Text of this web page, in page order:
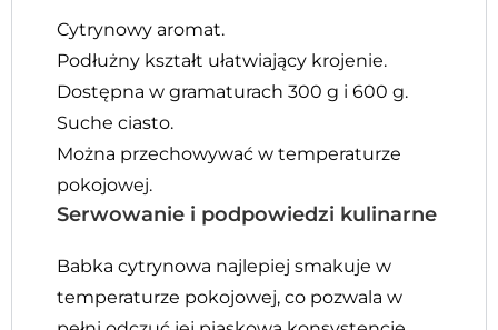
Cytrynowy aromat.
Podłużny kształt ułatwiający krojenie.
Dostępna w gramaturach 300 g i 600 g.
Suche ciasto.
Można przechowywać w temperaturze
pokojowej.
Serwowanie i podpowiedzi kulinarne
Babka cytrynowa najlepiej smakuje w
temperaturze pokojowej, co pozwala w